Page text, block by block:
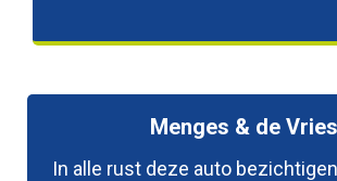
Elektrisch bedienbare
Toon meer
Menges & de Vries
In alle rust deze auto